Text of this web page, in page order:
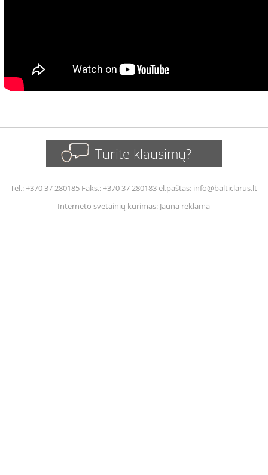
Turite klausimų?
Tel.: +370 37 280185 Faks.: +370 37 280183 el.paštas: info@balticlarus.lt
Interneto svetainių kūrimas: Jauna reklama